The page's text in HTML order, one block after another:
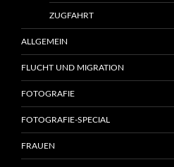
ZUGFAHRT
ALLGEMEIN
FLUCHT UND MIGRATION
FOTOGRAFIE
FOTOGRAFIE-SPECIAL
FRAUEN